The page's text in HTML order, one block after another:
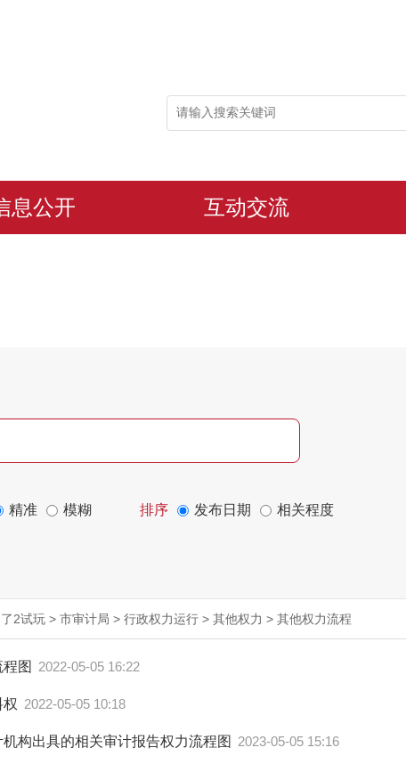
息公开 互动交流
精准 模糊 排序 发布日期 相关程度
2试玩 > 市审计局 > 行政权力运行 > 其他权力 > 其他权力流程
图 2022-05-05 16:22
权 2022-05-05 10:18
构出具的相关审计报告权力流程图 2023-05-05 15:16